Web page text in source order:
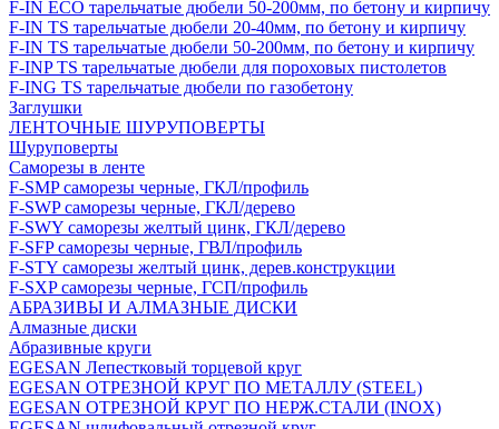
F-IN ECO тарельчатые дюбели 50-200мм, по бетону и кирпичу
F-IN TS тарельчатые дюбели 20-40мм, по бетону и кирпичу
F-IN TS тарельчатые дюбели 50-200мм, по бетону и кирпичу
F-INP TS тарельчатые дюбели для пороховых пистолетов
F-ING TS тарельчатые дюбели по газобетону
Заглушки
ЛЕНТОЧНЫЕ ШУРУПОВЕРТЫ
Шуруповерты
Саморезы в ленте
F-SMP саморезы черные, ГКЛ/профиль
F-SWP саморезы черные, ГКЛ/дерево
F-SWY саморезы желтый цинк, ГКЛ/дерево
F-SFP саморезы черные, ГВЛ/профиль
F-STY саморезы желтый цинк, дерев.конструкции
F-SXP саморезы черные, ГСП/профиль
АБРАЗИВЫ И АЛМАЗНЫЕ ДИСКИ
Алмазные диски
Абразивные круги
EGESAN Лепестковый торцевой круг
EGESAN ОТРЕЗНОЙ КРУГ ПО МЕТАЛЛУ (STEEL)
EGESAN ОТРЕЗНОЙ КРУГ ПО НЕРЖ.СТАЛИ (INOX)